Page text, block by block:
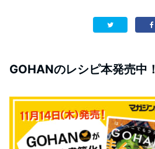
GOHANのレシピ本発売中！